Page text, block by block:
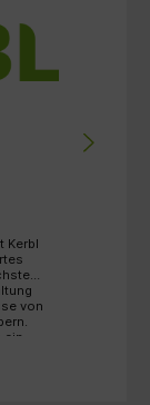
Kerbl
von
ein